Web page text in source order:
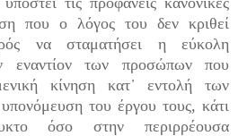
που ο λόγος του δεν κριθεί
να σταματήσει η εύκολη
εναντίον των προσώπων που
κίνηση κατ᾽ εντολή των
του έργου τους, κάτι
όσο στην περιρρέουσα